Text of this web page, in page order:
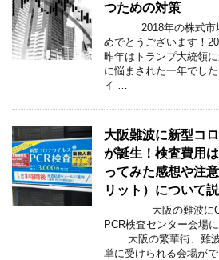
つための対策
2018年の株式市場
めでとうございます！
昨年はトランプ大統領
に悩まされた一年で
イ …
大阪難波に新型コ
が誕生！検査費用
ってみた感想や注
リット）について
大阪の難波に
PCR検査センター会
大阪の繁華街、難波
単に受けられる会場が